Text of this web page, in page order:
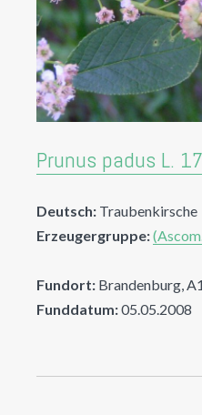
Prunus padus L.
Deutsch: Traubenkirsche
Erzeugergruppe:
Fundort: Brandenburg,
Funddatum:05.05.2008